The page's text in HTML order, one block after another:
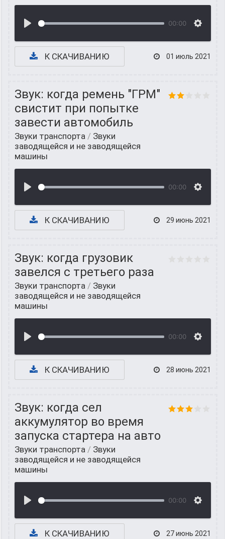
00:00
К СКАЧИВАНИЮ 01 июль 2021
Звук: когда ремень "ГРМ"
свистит при попытке
завести автомобиль
Звуки транспорта / Звуки
заводящейся и не заводящейся
машины
00:00
К СКАЧИВАНИЮ 29 июнь 2021
Звук: когда грузовик
завелся с третьего раза
Звуки транспорта / Звуки
заводящейся и не заводящейся
машины
00:00
К СКАЧИВАНИЮ 28 июнь 2021
Звук: когда сел
аккумулятор во время
запуска стартера на авто
Звуки транспорта / Звуки
заводящейся и не заводящейся
машины
00:00
К СКАЧИВАНИЮ 27 июнь 2021